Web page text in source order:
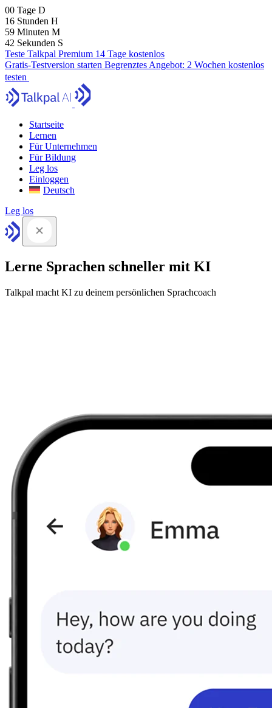
00 Tage D
16 Stunden H
59 Minuten M
41 Sekunden S
Teste Talkpal Premium 14 Tage kostenlos
Gratis-Testversion starten Begrenztes Angebot: 2 Wochen kostenlos
testen
Startseite
Lernen
Für Unternehmen
Für Bildung
Leg los
Einloggen
Deutsch
Leg los
Lerne Sprachen schneller mit KI
Talkpal macht KI zu deinem persönlichen Sprachcoach